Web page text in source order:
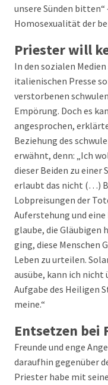
unsere Sünden
Homosexualität der
Priester will
In den sozialen
italienischen Presse
verstorbenen
Empörung. Doch es
angesprochen,
Beziehung des
erwähnt, denn: „Ich
dieser Beiden zu einer
erlaubt das nicht (…)
Lobpreisungen der
Auferstehung und eine
glaube, die Gläubigen
ging, diese Menschen
Leben zu urteilen.
ausübe, kann ich nicht
Aufgabe des Heiligen
meine.“
Entsetzen bei
Freunde und enge
daraufhin gegenüber
Priester habe mit